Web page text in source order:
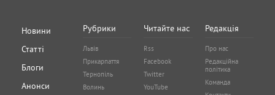
Новини
Статті
Блоги
Анонси
Рубрики
Львів
Прикарпаття
Тернопіль
Волинь
Читайте нас
Rss
Facebook
Twitter
YouTube
Редакція
Про нас
Редакційна
політика
Команда